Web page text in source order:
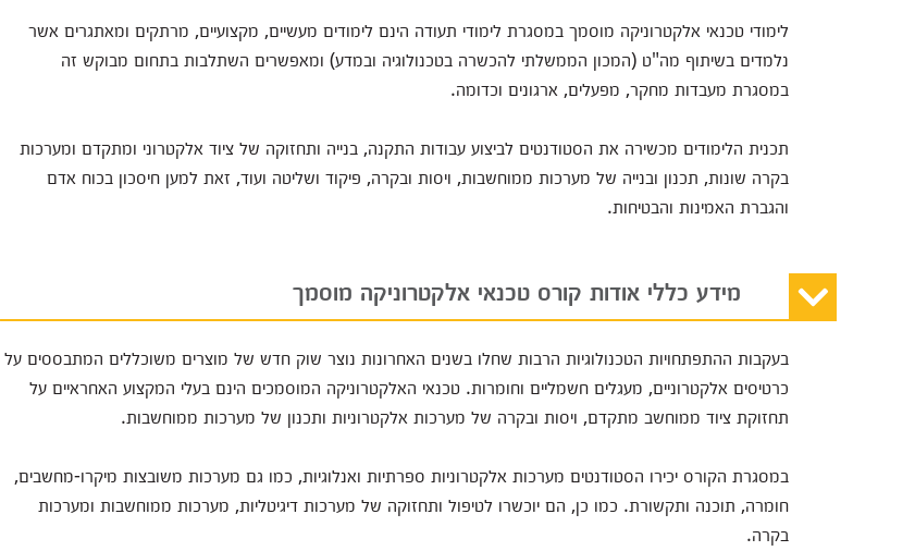
לימודי טכנאי אלקטרוניקה מוסמך במסגרת לימודי תעודה הינם לימודים מעשיים, מקצועיים, מרתקים ומאתגרים אשר
נלמדים בשיתוף מה"ט (המכון הממשלתי להכשרה בטכנולוגיה ובמדע) ומאפשרים השתלבות בתחום מבוקש זה
במסגרת מעבדות מחקר, מפעלים, ארגונים וכדומה.
תכנית הלימודים מכשירה את הסטודנטים לביצוע עבודות התקנה, בנייה ותחזוקה של ציוד אלקטרוני ומתקדם ומערכות
בקרה שונות, תכנון ובנייה של מערכות ממוחשבות, ויסות ובקרה, פיקוד ושליטה ועוד, זאת למען חיסכון בכוח אדם
והגברת האמינות והבטיחות.
מידע כללי אודות קורס טכנאי אלקטרוניקה מוסמך
בעקבות ההתפתחויות הטכנולוגיות הרבות שחלו בשנים האחרונות נוצר שוק חדש של מוצרים משוכללים המתבססים על
כרטיסים אלקטרוניים, מעגלים חשמליים וחומרות. טכנאי האלקטרוניקה המוסמכים הינם בעלי המקצוע האחראיים על
תחזוקת ציוד ממוחשב מתקדם, ויסות ובקרה של מערכות אלקטרוניות ותכנון של מערכות ממוחשבות.
במסגרת הקורס יכירו הסטודנטים מערכות אלקטרוניות ספרתיות ואנלוגיות, כמו גם מערכות משובצות מיקרו-מחשבים,
חומרה, תוכנה ותקשורת. כמו כן, הם יוכשרו לטיפול ותחזוקה של מערכות דיגיטליות, מערכות ממוחשבות ומערכות
בקרה.